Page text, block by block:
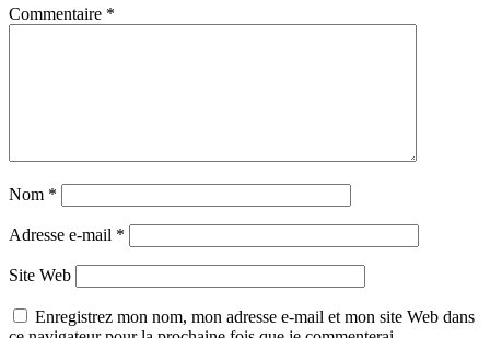
Commentaire *
Nom *
Adresse e-mail *
Site Web
Enregistrez mon nom, mon adresse e-mail et mon site Web dans